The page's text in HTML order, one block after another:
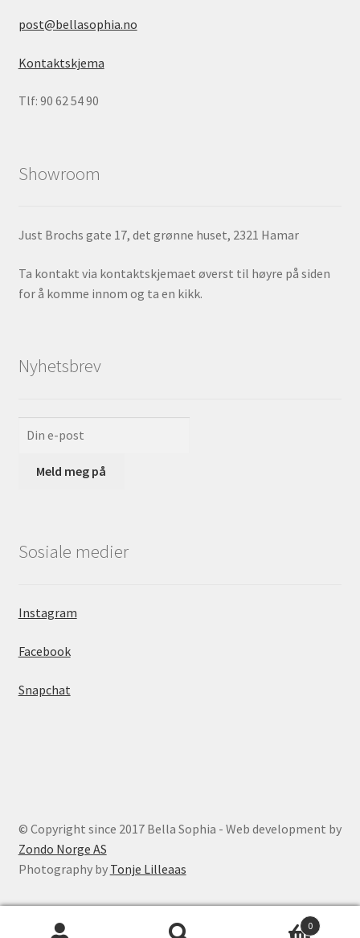
post@bellasophia.no
Kontaktskjema
Tlf: 90 62 54 90
Showroom
Just Brochs gate 17, det grønne huset, 2321 Hamar
Ta kontakt via kontaktskjemaet øverst til høyre på siden
for å komme innom og ta en kikk.
Nyhetsbrev
Sosiale medier
Instagram
Facebook
Snapchat
© Copyright since 2017 Bella Sophia - Web development by
Zondo Norge AS
Photography by Tonje Lilleaas
0